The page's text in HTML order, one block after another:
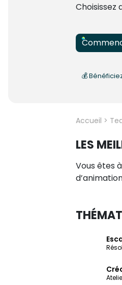
Choisissez
💰
Accueil >
LES
Vous êtes